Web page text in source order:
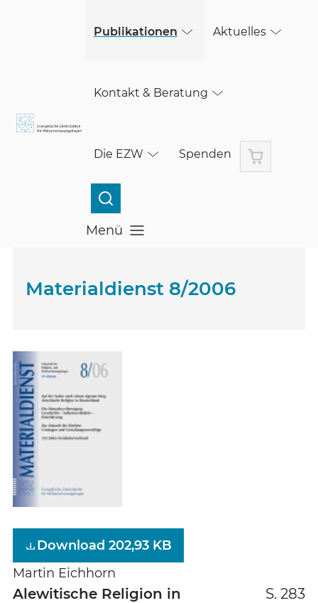
Publikationen Aktuelles
Kontakt & Beratung
Die EZW Spenden Warenkorb
Menü
Menü öffnen
Materialdienst 8/2006
Download 202,93 KB
Martin Eichhorn
Alewitische Religion in
S. 283